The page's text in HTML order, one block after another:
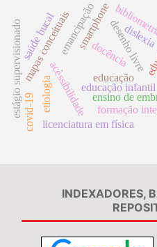
desenho livre
educação infantil
acessibilidade
dislexia
smartphone
.
ensino de
mapas conceituais
estágio supervisionado
licenciatura em física
docência
formação
emancipação
etiologia educação
saúde bucal
covid-19
INDEXADORES,